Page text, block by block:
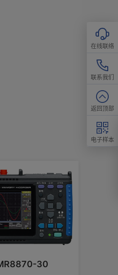
30
在线联络
联系我们
返回顶部
电子样本